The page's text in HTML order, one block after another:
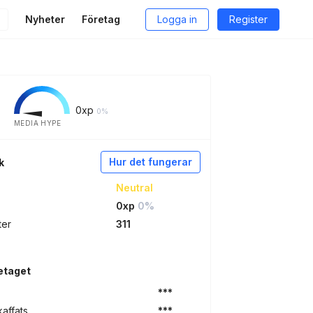
Nyheter Företag Logga in Register
0xp 0%
MEDIA HYPE
Hur det fungerar
Neutral
0xp 0%
311
***
***